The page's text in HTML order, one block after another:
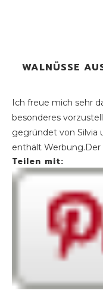
WALNÜSSE
Ich freue mich sehr
besonderes
gegründet von Silvia
enthält
Teilen mit: